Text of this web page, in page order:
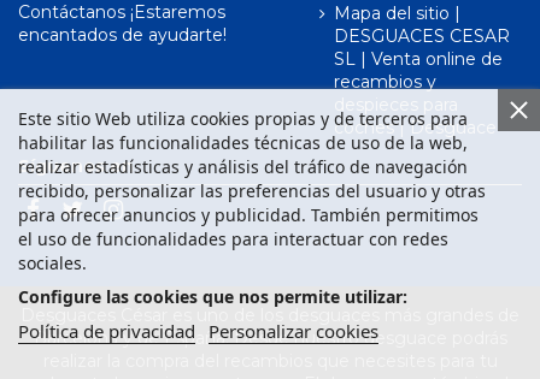
Contáctanos ¡Estaremos
encantados de ayudarte!
Mapa del sitio |
DESGUACES CESAR
SL | Venta online de
recambios y
despieces para
coches | Desguace
Este sitio Web utiliza cookies propias y de terceros para
habilitar las funcionalidades técnicas de uso de la web,
realizar estadísticas y análisis del tráfico de navegación
recibido, personalizar las preferencias del usuario y otras
para ofrecer anuncios y publicidad. También permitimos
el uso de funcionalidades para interactuar con redes
sociales.
Configure las cookies que nos permite utilizar:
Política de privacidad Personalizar cookies
Síguenos en
Barcelona y de España. Desde nuestro desguace podrás